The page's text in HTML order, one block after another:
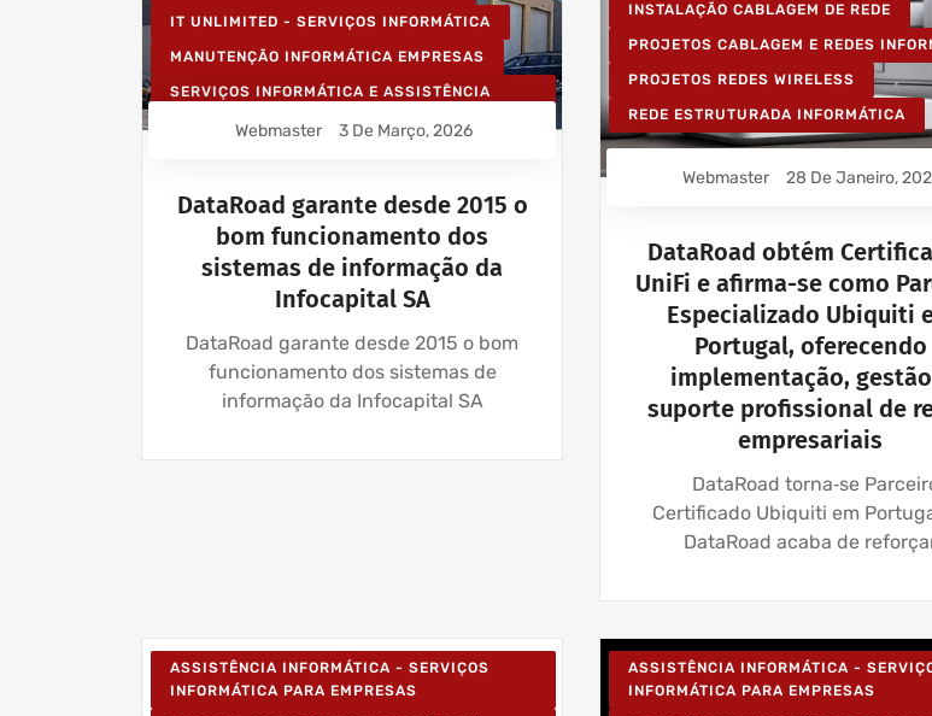
IT UNLIMITED - SERVIÇOS INFORMÁTICA
MANUTENÇÃO INFORMÁTICA EMPRESAS
SERVIÇOS INFORMÁTICA E ASSISTÊNCIA
Webmaster 3 De Março, 2026
DataRoad garante desde 2015 o
bom funcionamento dos
sistemas de informação da
Infocapital SA
DataRoad garante desde 2015 o bom
funcionamento dos sistemas de
informação da Infocapital SA
INSTALAÇÃO CABLAGEM DE REDE
PROJETOS CABLAGEM E REDES
PROJETOS REDES WIRELESS
REDE ESTRUTURADA INFORMÁTICA
Webmaster 28 De Janeiro,
DataRoad obtém
UniFi e afirma-se como
Especializado Ubiquiti
Portugal, oferecendo
implementação,
suporte profissional de
empresariais
DataRoad torna‑se
Certificado Ubiquiti em
DataRoad acaba de
ASSISTÊNCIA INFORMÁTICA - SERVIÇOS
INFORMÁTICA PARA EMPRESAS
ASSISTÊNCIA INFORMÁTICA -
INFORMÁTICA PARA EMPRESAS